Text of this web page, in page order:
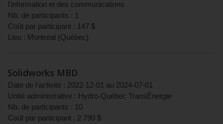
l'information et des communications
Nb. de participants : 1
Coût par participant : 147 $
Lieu : Montréal (Québec)
Solidworks MBD
Date de l'activité : 2022-12-01 au 2024-07-01
Unité administrative : Hydro-Québec TransÉnergie
Nb. de participants : 10
Coût par participant : 2 790 $